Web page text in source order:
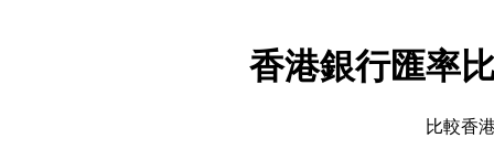
香港銀行匯率
比較香